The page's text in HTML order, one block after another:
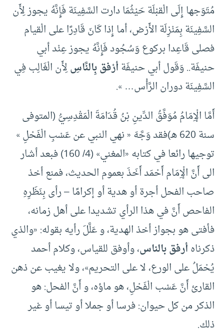
مُتَوَجها إِلَى الْقبْلَة حَيْثُمَا دارت السَّفِينَة فَإِنَّهُ يجوز لِأَن
السَّفِينَة بِمَنْزِلَة الأَرْض، أما إِذا كَانَ قَادِرًا على الْقيام
فصلى قَاعِدا بركوع وَسُجُود فَإِنَّهُ يجوز عِنْد أبي
حنيفَة.. وَقَول أبي حنيفَةأرْفق بِالنَّاسِلِأَن الْغَالِب فِي
السَّفِينَة دوران الرَّأْس… ».
أَمَّا الْإِمَامُ مُوَفَّقُ الدِّينِ بْنُ قُدَامَةَ الْمَقْدِسِيُّ (المتوفى
سنة 620 هـ)
فقد وَجَّهَ « نهي النبي عن عَسْبِ الْفَحْلِ »
توجيها رائعا في كتابه «المغني» (4/ 160) فبعد أشار
الى أَنَّ الْإِمَام أَحْمَد أَخَذَ بعموم الحديث، فمنع أخذ
صاحب الفحل أجرة أو هدية أو إكرامًا – رأى بِنَظَرِهِ
الفاحص أَنَّ في هذا الرأي تشديدا على أهل زمانه،
فأفتى هو بجواز أخذ الهدية، و عَلَّلَ رأيه بقوله: «والذي
ذكرناهأرفق بالناس، وأوفق للقياس، وكلام أحمد
يُحْمَلُ على الورع، لا على التحريم»، ولا يغيب عن ذهن
القارئ أَنَّ عَسْب الْفَحْلِ، هو ماؤه، و أَنَّ الفحل: هو
الذكر من كل حيوان: فرسا أو جملا أو تيسا أو غير
ذلك.